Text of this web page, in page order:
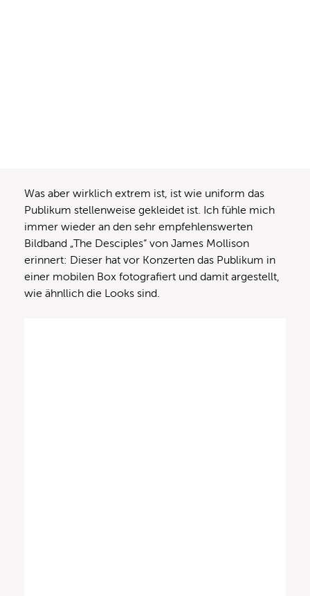
Was aber wirklich extrem ist, ist wie uniform das
Publikum stellenweise gekleidet ist. Ich fühle mich
immer wieder an den sehr empfehlenswerten
Bildband „The Desciples“ von James Mollison
erinnert: Dieser hat vor Konzerten das Publikum in
einer mobilen Box fotografiert und damit argestellt,
wie ähnllich die Looks sind.